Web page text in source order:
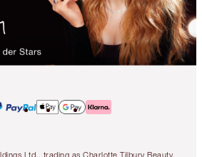
Ltd., trading as Charlotte Tilbury Beauty.